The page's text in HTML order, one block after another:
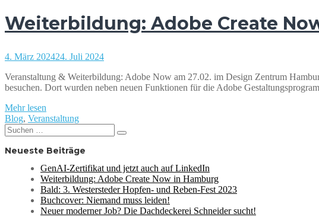
Weiterbildung: Adobe Create
4. März 202424. Juli 2024
Veranstaltung & Weiterbildung: Adobe Now am 27.02. im Design Zentrum
besuchen. Dort wurden neben neuen Funktionen für die Adobe
Mehr lesen
Blog, Veranstaltung
Suchen
nach:
Suchen
Neueste Beiträge
GenAI-Zertifikat und jetzt auch auf LinkedIn
Weiterbildung: Adobe Create Now in Hamburg
Bald: 3. Westersteder Hopfen- und Reben-Fest 2023
Buchcover: Niemand muss leiden!
Neuer moderner Job? Die Dachdeckerei Schneider sucht!